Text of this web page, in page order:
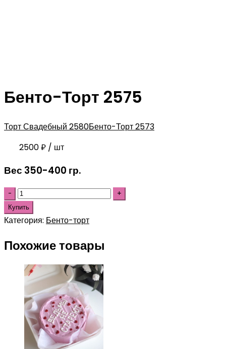
Бенто-Торт 2575
Торт Свадебный 2580Бенто-Торт 2573
2500₽ / шт
Вес 350-400 гр.
Купить
Категория: Бенто-торт
Похожие товары